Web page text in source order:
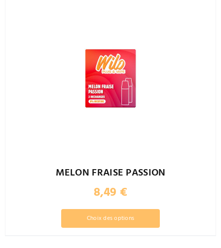
MELON FRAISE PASSION
8,49 €
Choix des options
Ce
produit